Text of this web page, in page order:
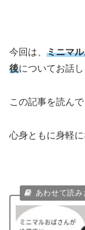
今回は、 ミニマ
後についてお話し
この記事を読ん
心身ともに身軽